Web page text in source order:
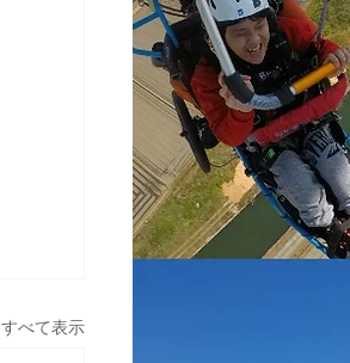
すべて表示